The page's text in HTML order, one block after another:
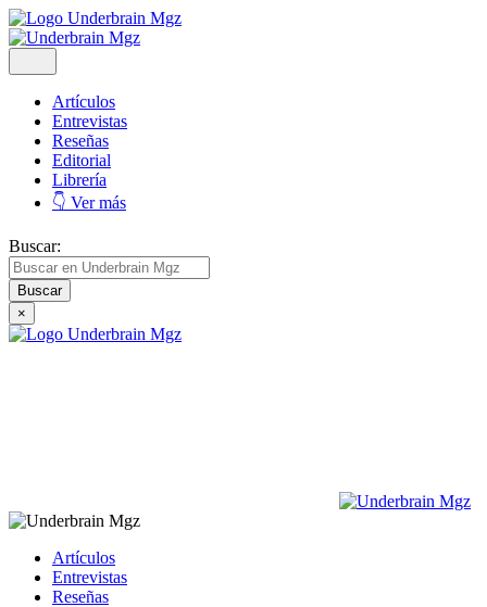
Artículos
Entrevistas
Reseñas
Editorial
Librería
👇 Ver más
Buscar:
×
Artículos
Entrevistas
Reseñas